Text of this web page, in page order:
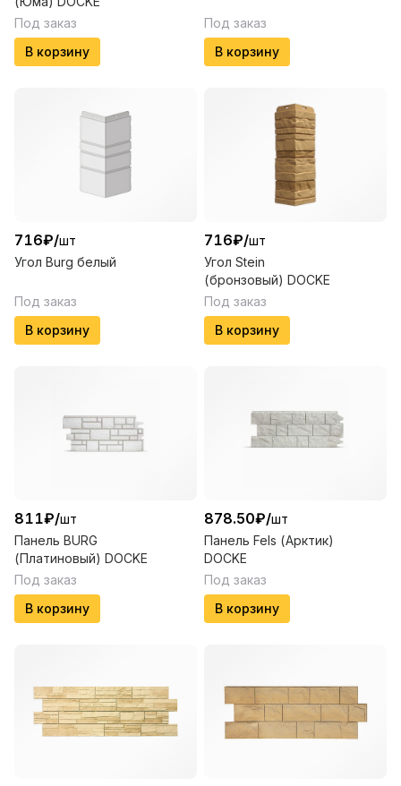
Под заказ
В корзину
Под заказ
В корзину
716₽/шт
Угол Burg белый
Под заказ
В корзину
716₽/шт
Угол Stein
(бронзовый) DOCKE
Под заказ
В корзину
811₽/шт
Панель BURG
(Платиновый) DOCKE
Под заказ
В корзину
878.50₽/шт
Панель Fels (Арктик)
DOCKE
Под заказ
В корзину